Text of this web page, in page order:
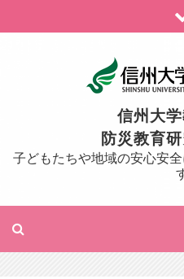
to
信州大
防災教育
子どもたちや地域の安心安